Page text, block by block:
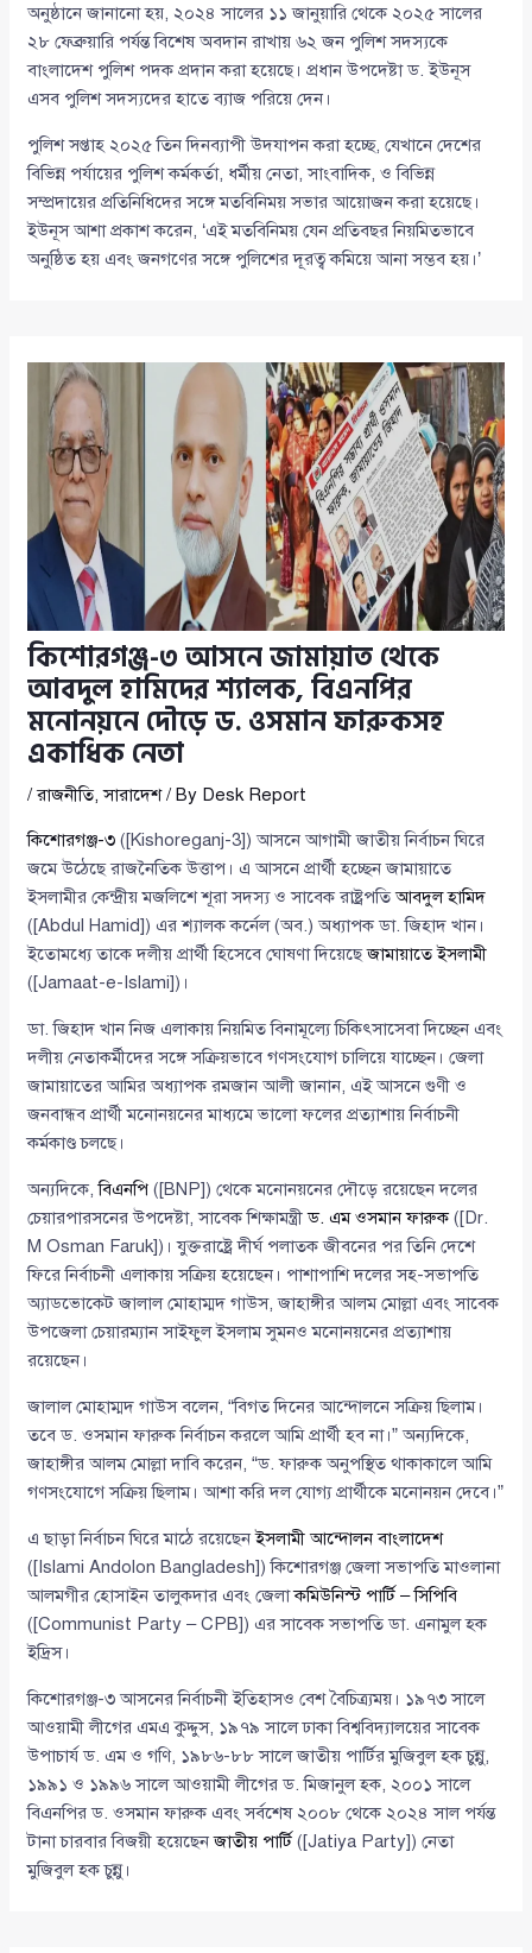
অনুষ্ঠানে জানানো হয়, ২০২৪ সালের ১১ জানুয়ারি থেকে ২০২৫ সালের
২৮ ফেব্রুয়ারি পর্যন্ত বিশেষ অবদান রাখায় ৬২ জন পুলিশ সদস্যকে
বাংলাদেশ পুলিশ পদক প্রদান করা হয়েছে। প্রধান উপদেষ্টা ড. ইউনূস
এসব পুলিশ সদস্যদের হাতে ব্যাজ পরিয়ে দেন।
পুলিশ সপ্তাহ ২০২৫ তিন দিনব্যাপী উদযাপন করা হচ্ছে, যেখানে দেশের
বিভিন্ন পর্যায়ের পুলিশ কর্মকর্তা, ধর্মীয় নেতা, সাংবাদিক, ও বিভিন্ন
সম্প্রদায়ের প্রতিনিধিদের সঙ্গে মতবিনিময় সভার আয়োজন করা হয়েছে।
ইউনূস আশা প্রকাশ করেন, ‘এই মতবিনিময় যেন প্রতিবছর নিয়মিতভাবে
অনুষ্ঠিত হয় এবং জনগণের সঙ্গে পুলিশের দূরত্ব কমিয়ে আনা সম্ভব হয়।’
কিশোরগঞ্জ-৩ আসনে জামায়াত থেকে
আবদুল হামিদের শ্যালক, বিএনপির
মনোনয়নে দৌড়ে ড. ওসমান ফারুকসহ
একাধিক নেতা
/রাজনীতি,সারাদেশ/ By Desk Report
কিশোরগঞ্জ-৩ ([Kishoreganj-3]) আসনে আগামী জাতীয় নির্বাচন ঘিরে
জমে উঠেছে রাজনৈতিক উত্তাপ। এ আসনে প্রার্থী হচ্ছেন জামায়াতে
ইসলামীর কেন্দ্রীয় মজলিশে শূরা সদস্য ও সাবেক রাষ্ট্রপতিআবদুল হামিদ
([Abdul Hamid]) এর শ্যালক কর্নেল (অব.) অধ্যাপক ডা. জিহাদ খান।
ইতোমধ্যে তাকে দলীয় প্রার্থী হিসেবে ঘোষণা দিয়েছেজামায়াতে ইসলামী
([Jamaat-e-Islami])।
ডা. জিহাদ খান নিজ এলাকায় নিয়মিত বিনামূল্যে চিকিৎসাসেবা দিচ্ছেন এবং
দলীয় নেতাকর্মীদের সঙ্গে সক্রিয়ভাবে গণসংযোগ চালিয়ে যাচ্ছেন। জেলা
জামায়াতের আমির অধ্যাপক রমজান আলী জানান, এই আসনে গুণী ও
জনবান্ধব প্রার্থী মনোনয়নের মাধ্যমে ভালো ফলের প্রত্যাশায় নির্বাচনী
কর্মকাণ্ড চলছে।
অন্যদিকে,বিএনপি ([BNP]) থেকে মনোনয়নের দৌড়ে রয়েছেন দলের
চেয়ারপারসনের উপদেষ্টা, সাবেক শিক্ষামন্ত্রীড. এম ওসমান ফারুক([Dr.
M Osman Faruk])। যুক্তরাষ্ট্রে দীর্ঘ পলাতক জীবনের পর তিনি দেশে
ফিরে নির্বাচনী এলাকায় সক্রিয় হয়েছেন। পাশাপাশি দলের সহ-সভাপতি
অ্যাডভোকেট জালাল মোহাম্মদ গাউস, জাহাঙ্গীর আলম মোল্লা এবং সাবেক
উপজেলা চেয়ারম্যান সাইফুল ইসলাম সুমনও মনোনয়নের প্রত্যাশায়
রয়েছেন।
জালাল মোহাম্মদ গাউস বলেন, “বিগত দিনের আন্দোলনে সক্রিয় ছিলাম।
তবে ড. ওসমান ফারুক নির্বাচন করলে আমি প্রার্থী হব না।” অন্যদিকে,
জাহাঙ্গীর আলম মোল্লা দাবি করেন, “ড. ফারুক অনুপস্থিত থাকাকালে আমি
গণসংযোগে সক্রিয় ছিলাম। আশা করি দল যোগ্য প্রার্থীকে মনোনয়ন দেবে।”
এ ছাড়া নির্বাচন ঘিরে মাঠে রয়েছেনইসলামী আন্দোলন বাংলাদেশ
([Islami Andolon Bangladesh]) কিশোরগঞ্জ জেলা সভাপতি মাওলানা
আলমগীর হোসাইন তালুকদার এবং জেলাকমিউনিস্ট পার্টি – সিপিবি
([Communist Party – CPB]) এর সাবেক সভাপতি ডা. এনামুল হক
ইদ্রিস।
কিশোরগঞ্জ-৩ আসনের নির্বাচনী ইতিহাসও বেশ বৈচিত্র্যময়। ১৯৭৩ সালে
আওয়ামী লীগের এমএ কুদ্দুস, ১৯৭৯ সালে ঢাকা বিশ্ববিদ্যালয়ের সাবেক
উপাচার্য ড. এম ও গণি, ১৯৮৬-৮৮ সালে জাতীয় পার্টির মুজিবুল হক চুন্নু,
১৯৯১ ও ১৯৯৬ সালে আওয়ামী লীগের ড. মিজানুল হক, ২০০১ সালে
বিএনপির ড. ওসমান ফারুক এবং সর্বশেষ ২০০৮ থেকে ২০২৪ সাল পর্যন্ত
টানা চারবার বিজয়ী হয়েছেনজাতীয় পার্টি ([Jatiya Party]) নেতা
মুজিবুল হক চুন্নু।